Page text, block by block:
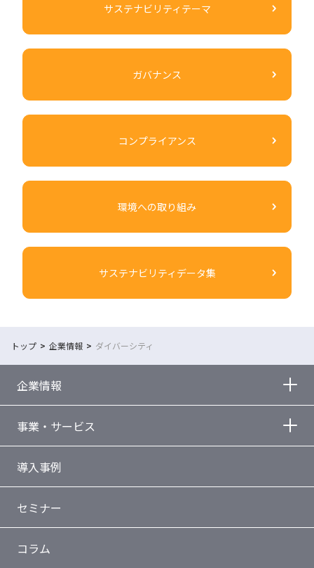
サステナビリティテーマ
ガバナンス
コンプライアンス
環境への取り組み
サステナビリティデータ集
トップ 企業情報 ダイバーシティ
企業情報
事業・サービス
導入事例
セミナー
コラム